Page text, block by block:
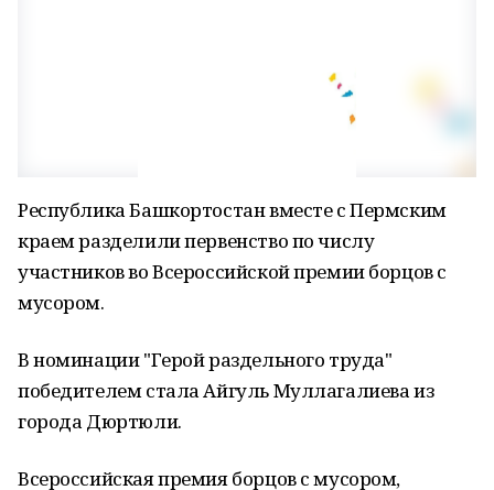
Республика Башкортостан вместе с Пермским
краем разделили первенство по числу
участников во Всероссийской премии борцов с
мусором.
В номинации "Герой раздельного труда"
победителем стала Айгуль Муллагалиева из
города Дюртюли.
Всероссийская премия борцов с мусором,